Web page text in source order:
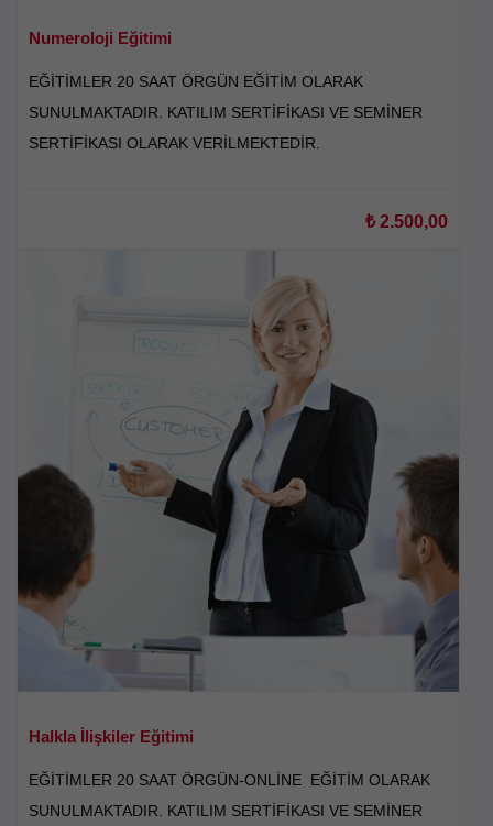
Numeroloji Eğitimi
EĞİTİMLER 20 SAAT ÖRGÜN EĞİTİM OLARAK
SUNULMAKTADIR. KATILIM SERTİFİKASI VE SEMİNER
SERTİFİKASI OLARAK VERİLMEKTEDİR.
₺2.500,00
Halkla İlişkiler Eğitimi
EĞİTİMLER 20 SAAT ÖRGÜN-ONLİNE EĞİTİM OLARAK
SUNULMAKTADIR. KATILIM SERTİFİKASI VE SEMİNER